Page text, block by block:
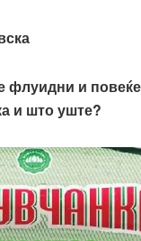
флуидни и
и што уште?